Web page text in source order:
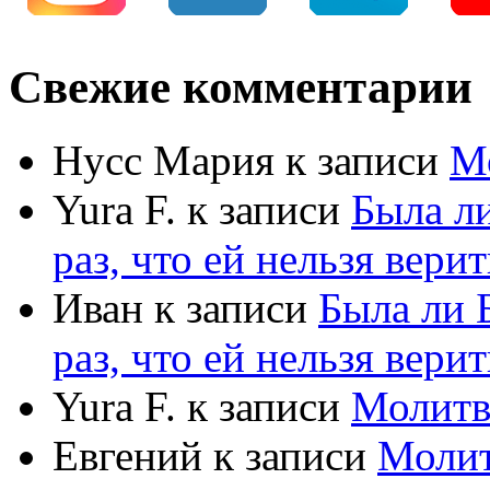
Свежие комментарии
Нусс Мария к записи
Yura F. к записи Была
раз, что ей нельзя
Иван к записи Была ли
раз, что ей нельзя
Yura F. к записи
Евгений к записи